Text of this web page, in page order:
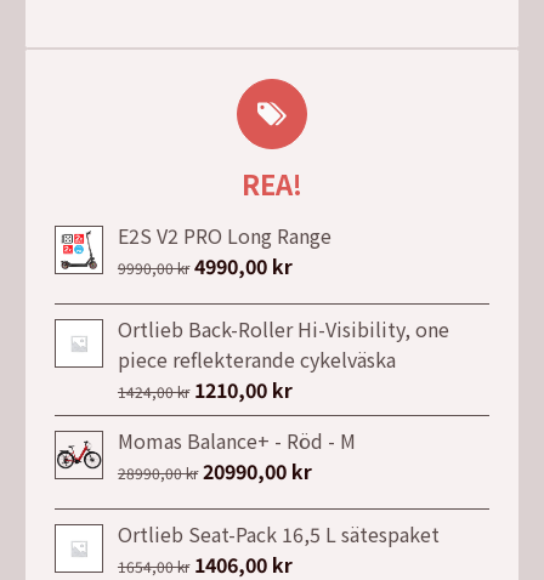
REA!
E2S V2 PRO Long Range
9990,00kr Det
priset
var:
9990,00 kr.
4990,00 krDet
priset
är:
4990,00 kr.
Ortlieb Back-Roller Hi-Visibility, one
piece reflekterande cykelväska
1424,00kr Det
ursprungliga
priset
var:
1424,00 kr.
1210,00 krDet
nuvarande
priset
är:
1210,00 kr.
Momas Balance+ - Röd - M
28990,00kr Det
priset
var:
20990,00 krDet
priset
Ortlieb Seat-Pack 16,5 L sätespaket
1654,00kr Det
1406,00 krDet